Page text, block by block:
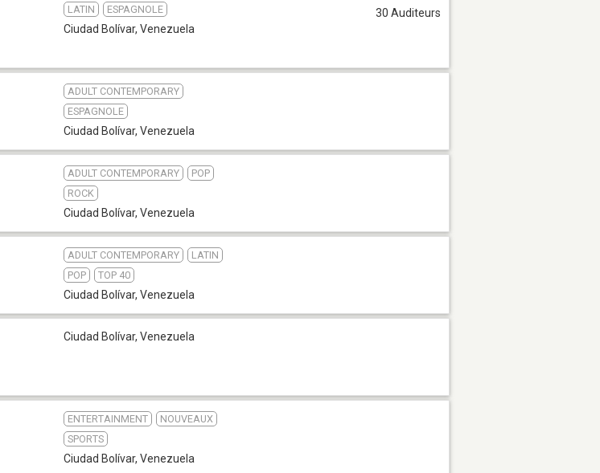
LATIN ESPAGNOLE
Ciudad Bolívar, Venezuela
30 Auditeurs
ADULT CONTEMPORARY
ESPAGNOLE
Ciudad Bolívar, Venezuela
ADULT CONTEMPORARY
POP
ROCK
Ciudad Bolívar, Venezuela
ADULT CONTEMPORARY
LATIN
POP
TOP 40
Ciudad Bolívar, Venezuela
Ciudad Bolívar, Venezuela
ENTERTAINMENT
NOUVEAUX
SPORTS
Ciudad Bolívar, Venezuela